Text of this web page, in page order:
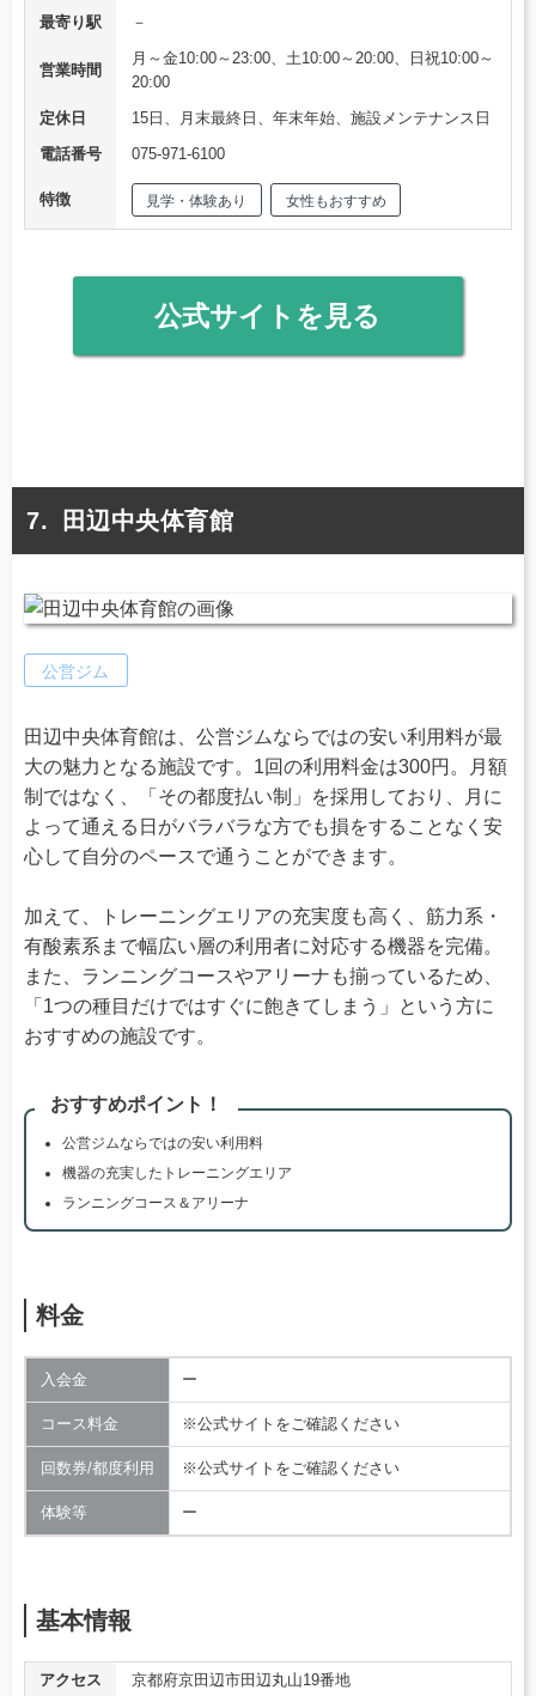
最寄り駅 －
営業時間
月～金10:00～23:00、土10:00～20:00、日祝10:00～
20:00
定休日
15日、月末最終日、年末年始、施設メンテナンス日
電話番号
075-971-6100
特徴 見学・体験あり 女性もおすすめ
公式サイトを見る
田辺中央体育館
公営ジム
田辺中央体育館は、公営ジムならではの安い利用料が最
大の魅力となる施設です。1回の利用料金は300円。月額
制ではなく、「その都度払い制」を採用しており、月に
よって通える日がバラバラな方でも損をすることなく安
心して自分のペースで通うことができます。
加えて、トレーニングエリアの充実度も高く、筋力系・
有酸素系まで幅広い層の利用者に対応する機器を完備。
また、ランニングコースやアリーナも揃っているため、
「1つの種目だけではすぐに飽きてしまう」という方に
おすすめの施設です。
おすすめポイント！
公営ジムならではの安い利用料
機器の充実したトレーニングエリア
ランニングコース＆アリーナ
料金
入会金 ー
コース料金 ※公式サイトをご確認ください
回数券/都度利用 ※公式サイトをご確認ください
体験等 ー
基本情報
アクセス
京都府京田辺市田辺丸山19番地